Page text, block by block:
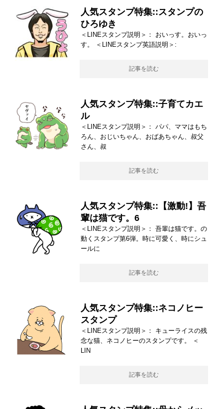
人気スタンプ特集::スタンプの
ひろゆき
＜LINEスタンプ説明＞： おいっす。おいっ
す。 ＜LINEスタンプ英語説明＞:
記事を読む
人気スタンプ特集::子育てカエ
ル
＜LINEスタンプ説明＞： パパ、ママはもち
ろん、おじいちゃん、おばあちゃん、叔父
さん、叔
記事を読む
人気スタンプ特集::【激動!】吾
輩は猫です。6
＜LINEスタンプ説明＞： 吾輩は猫です。の
動くスタンプ第6弾。時に可愛く、時にシュ
ールに
記事を読む
人気スタンプ特集::ネコノヒー
スタンプ
＜LINEスタンプ説明＞： キューライスの残
念な猫、ネコノヒーのスタンプです。 ＜
LIN
記事を読む